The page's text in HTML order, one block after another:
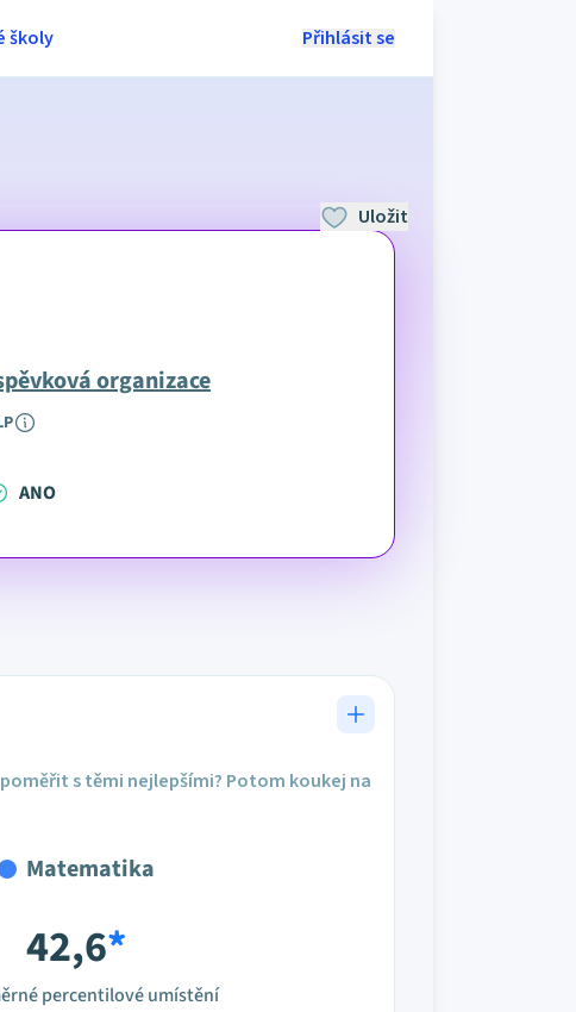
Přihlásit se
školy
organizace
ANO
Uložit
poměřit s těmi nejlepšími? Potom koukej na
Matematika
42,6*
percentilové umístění